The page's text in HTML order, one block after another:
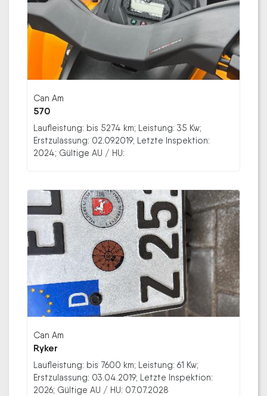
Can Am
570
Laufleistung: bis 5274 km; Leistung: 35 Kw;
Erstzulassung: 02.09.2019; Letzte Inspektion:
2024; Gültige AU / HU:
Can Am
Ryker
Laufleistung: bis 7600 km; Leistung: 61 Kw;
Erstzulassung: 03.04.2019; Letzte Inspektion:
2026; Gültige AU / HU: 07.07.2028